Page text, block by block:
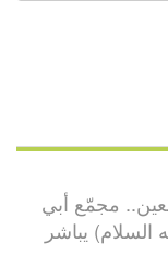
مجمّع أبي
يباشر